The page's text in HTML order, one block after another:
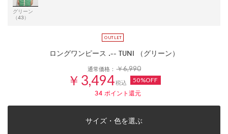
グリーン
（43）
ロングワンピース .-- TUNI （グリーン）
通常価格：￥6,990
￥3,494税込 50%OFF
34 ポイント還元
サイズ・色を選ぶ